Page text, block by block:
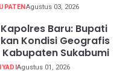
Agustus 03, 2026
Baru: Bupati
Kondisi Geografis
Sukabumi
Agustus 01, 2026